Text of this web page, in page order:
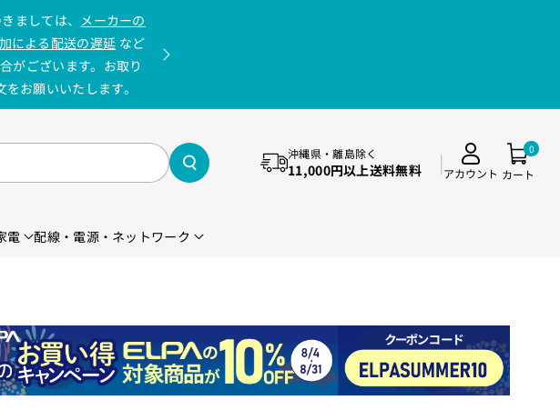
ましては、
メーカーの
による配送の遅延 など
がございます。お取り
お願いいたします。
沖縄県・離島除く
11,000円以上送料無料 アカウント カート
0
電 配線・電源・ネットワーク